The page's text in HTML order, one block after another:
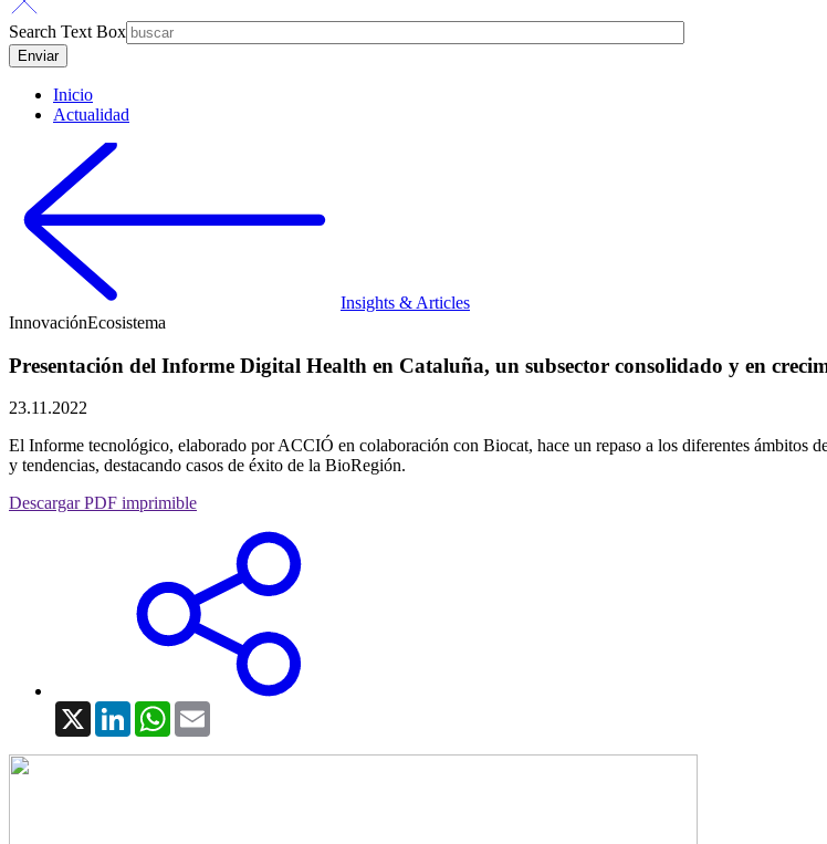
Search Text Box
Inicio
Actualidad
Insights & Articles
InnovaciónEcosistema
Presentación del Informe Digital Health en Cataluña, un subsector consolidado y en
23.11.2022
El Informe tecnológico, elaborado por ACCIÓ en colaboración con Biocat, hace un repaso a los diferentes ámbitos
y tendencias, destacando casos de éxito de la BioRegión.
Descargar PDF imprimible
X LinkedInWhatsApp